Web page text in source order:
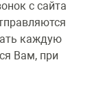
с сайта
каждую
Вам, при